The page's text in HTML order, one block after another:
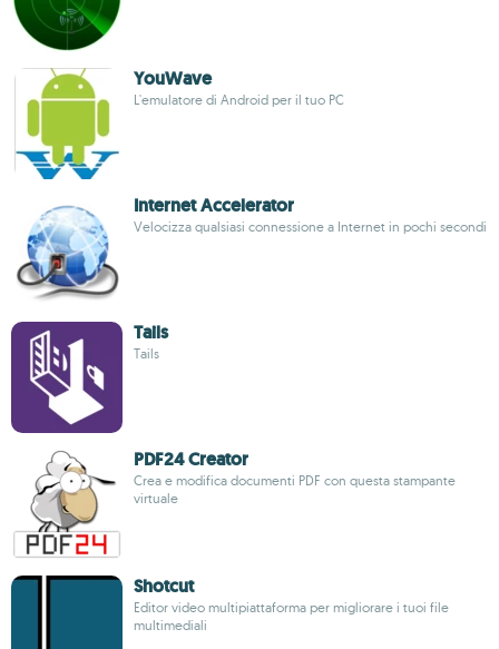
YouWave
L'emulatore di Android per il tuo PC
Internet Accelerator
Velocizza qualsiasi connessione a Internet in pochi secondi
Tails
Tails
PDF24 Creator
Crea e modifica documenti PDF con questa stampante
virtuale
Shotcut
Editor video multipiattaforma per migliorare i tuoi file
multimediali